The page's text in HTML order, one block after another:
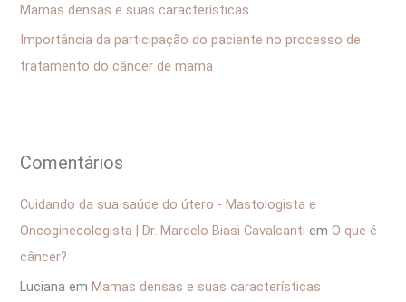
r
:
Mamas densas e suas características
Importância da participação do paciente no processo de
tratamento do câncer de mama
Comentários
Cuidando da sua saúde do útero - Mastologista e
Oncoginecologista | Dr. Marcelo Biasi Cavalcanti emO que é
câncer?
Luciana emMamas densas e suas características